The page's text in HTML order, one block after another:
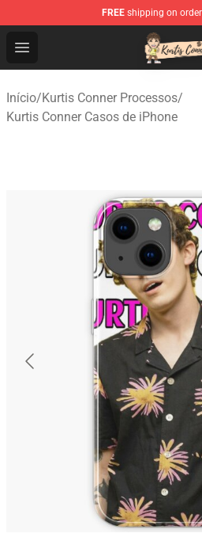
FREE shipping on
Open menu
Kurtis Conner Store -
Início/Kurtis Conner Processos/
Kurtis Conner Casos de iPhone